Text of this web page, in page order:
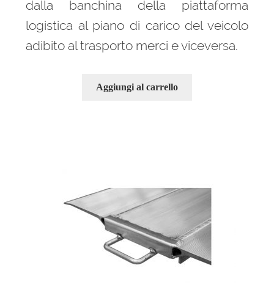
dalla banchina della piattaforma
logistica al piano di carico del veicolo
adibito al trasporto merci e viceversa.
Aggiungi al carrello